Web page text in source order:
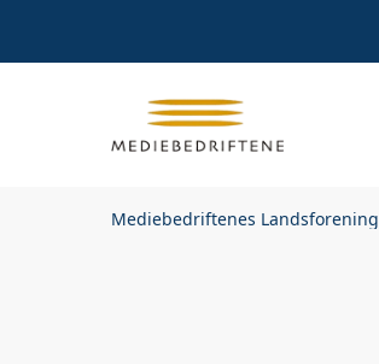
Mediebedriftenes Landsforening